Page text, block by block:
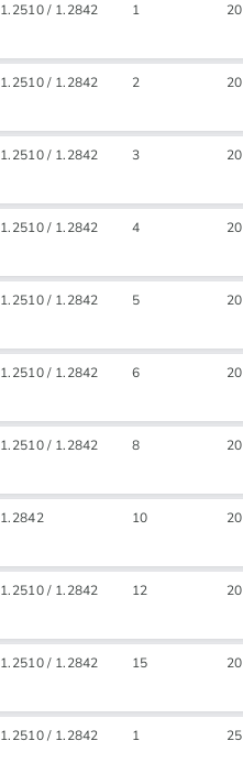
1.2510 / 1.2842 1 20
1.2510 / 1.2842 2 20
1.2510 / 1.2842 3 20
1.2510 / 1.2842 4 20
1.2510 / 1.2842 5 20
1.2510 / 1.2842 6 20
1.2510 / 1.2842 8 20
1.2842 10 20
1.2510 / 1.2842 12 20
1.2510 / 1.2842 15 20
1.2510 / 1.2842 1 25